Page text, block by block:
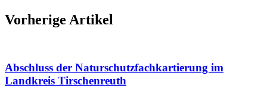
Vorherige Artikel
Abschluss der Naturschutzfachkartierung im
Landkreis Tirschenreuth